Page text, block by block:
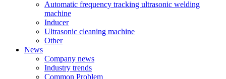
Automatic frequency tracking ultrasonic welding
machine
Inducer
Ultrasonic cleaning machine
Other
News
Company news
Industry trends
Common Problem